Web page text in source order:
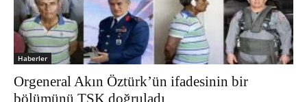
Haberler
Orgeneral Akın Öztürk’ün ifadesinin bir
bölümünü TSK doğruladı